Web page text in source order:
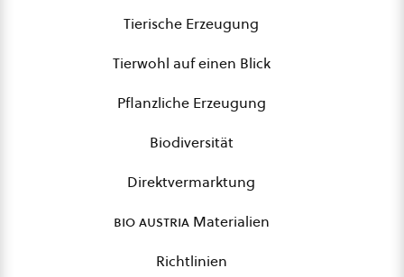
Tierische Erzeugung
Tierwohl auf einen Blick
Pflanzliche Erzeugung
Biodiversität
Direktvermarktung
bio austriaMaterialien
Richtlinien